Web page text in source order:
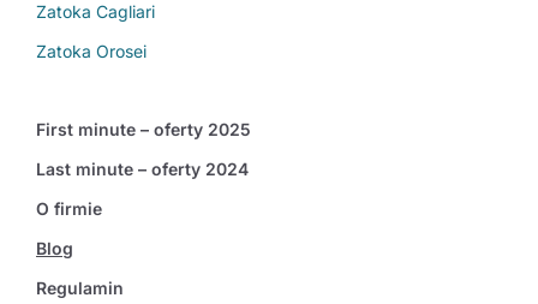
Zatoka Cagliari
Zatoka Orosei
First minute – oferty 2025
Last minute – oferty 2024
O firmie
Blog
Regulamin